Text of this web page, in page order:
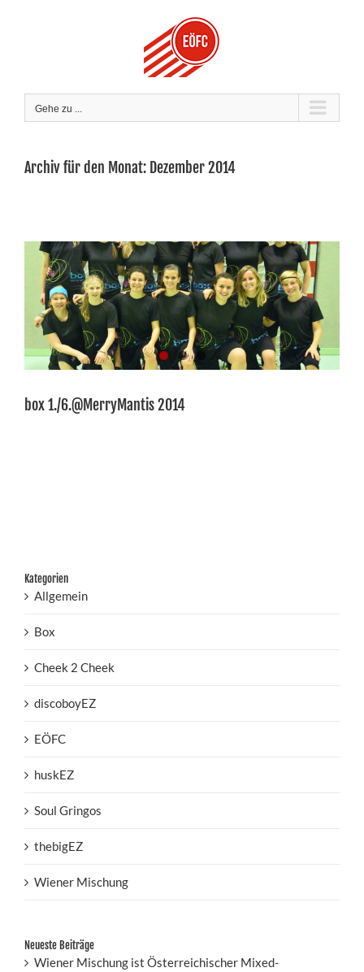
Gehe zu ...
Archiv für den Monat: Dezember 2014
box 1./6.@MerryMantis 2014
Kategorien
Allgemein
Box
Cheek 2 Cheek
discoboyEZ
EÖFC
huskEZ
Soul Gringos
thebigEZ
Wiener Mischung
Neueste Beiträge
Wiener Mischung ist Österreichischer Mixed-